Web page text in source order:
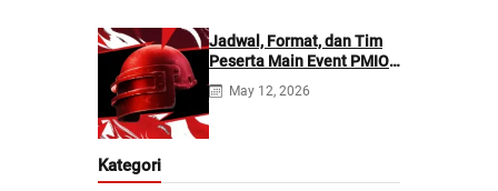
Jadwal, Format, dan Tim
Peserta Main Event PMIO
2026
May 12, 2026
Kategori